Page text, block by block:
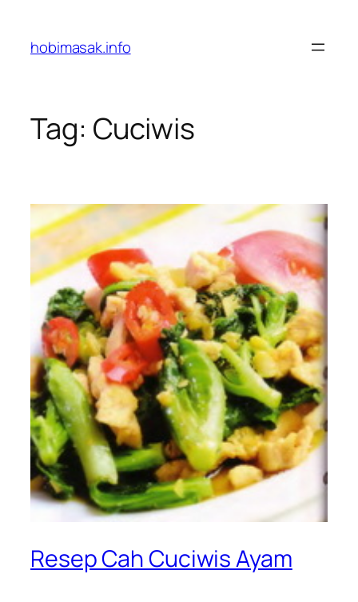
content
hobimasak.info
Tag: Cuciwis
Resep Cah Cuciwis Ayam